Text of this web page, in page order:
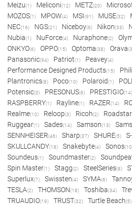
Meizu(1) Meliconi(12) METZ(20)
MOZOS(1) MPOW(4) MSI(91) MUSE(32)
NEC(16) NGS(21) Niceboy(6) Nikon(33)
Nubia(1) NuForce(4) Nuraphone(2)
ONKYO(6) OPPO(15) Optoma(38) Orava
Panasonic(94) Patriot(1) Peavey(4)
Performance Designed Products(15)
Plantronics(8) Poco(10) Polaroid(1)
Potensic(3) PRESONUS(6) PRESTIGIO(14)
RASPBERRY(1) Rayline(1) RAZER(14)
Realme(10) Reloop(3) Ricoh(2) Roadstar
Ruggear(1) Sades(14) Samson(13)
SENNHEISER(46) Sharp(37) SHURE(5)
SKULLCANDY(18) Snakebyte(4) Sonos
Soundeus(1) Soundmaster(2)
Spin Master(1) Stagg(2) SteelSeries(8)
Superlux(7) Swissten(4) SYMA(6)
TESLA(2) THOMSON(18) Toshiba(34)
TRUAUDIO(19) TRUST(32) Turtle Beach(5)